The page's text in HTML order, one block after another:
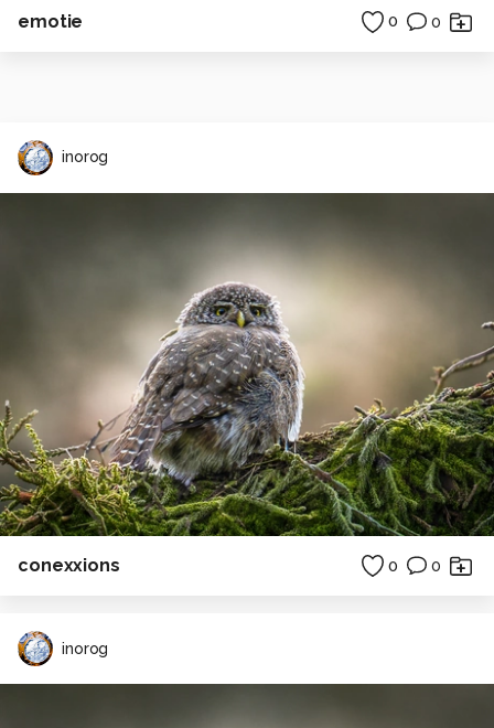
emotie 0 0
inorog
conexxions 0 0
inorog